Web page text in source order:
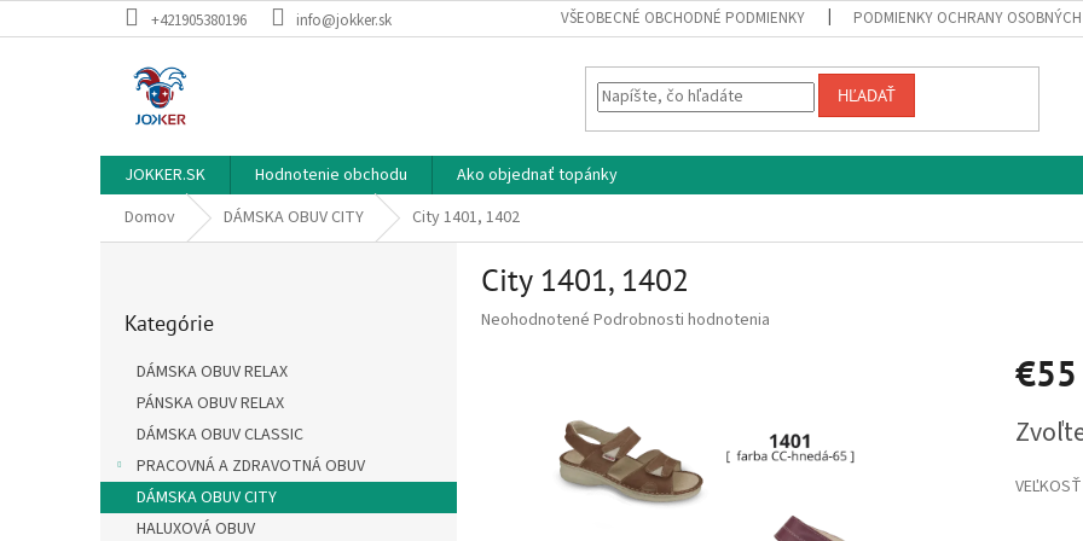
na
+421905380196 info@jokker.sk VŠEOBECNÉ OBCHODNÉ PODMIENKY PODMIENKY OCHRANY OSOBNÝCH
HĽADAŤ
JOKKER.SK Hodnotenie obchodu
Ako objednať topánky
Domov
DÁMSKA OBUV CITY City 1401, 1402
kategórie
Kategórie
DÁMSKA OBUV RELAX
PÁNSKA OBUV RELAX
DÁMSKA OBUV CLASSIC
PRACOVNÁ A ZDRAVOTNÁ OBUV
DÁMSKA OBUV CITY
HALUXOVÁ OBUV
City 1401, 1402
Priemerné
hviezdičiek.
Neohodnotené Podrobnosti hodnotenia
€55
cena:
VEĽKOSŤ